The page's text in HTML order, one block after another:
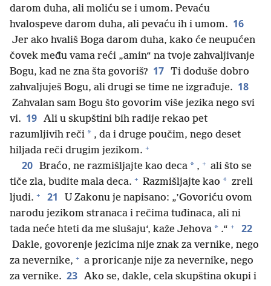
darom duha, ali moliću se i umom. Pevaću
hvalospeve darom duha, ali pevaću ih i umom. 16
Jer ako hvališ Boga darom duha, kako će neupućen
čovek među vama reći „amin“ na tvoje zahvaljivanje
Bogu, kad ne zna šta govoriš? 17 Ti doduše dobro
zahvaljuješ Bogu, ali drugi se time ne izgrađuje. 18
Zahvalan sam Bogu što govorim više jezika nego svi
vi. 19 Ali u skupštini bih radije rekao pet
razumljivih reči * , da i druge poučim, nego deset
hiljada reči drugim jezikom. +
20 Braćo, ne razmišljajte kao deca * , + ali što se
tiče zla, budite mala deca. + Razmišljajte kao * zreli
ljudi. + 21
U Zakonu je napisano: „’Govoriću ovom
narodu jezikom stranaca i rečima tuđinaca, ali ni
tada neće hteti da me slušaju‘, kaže Jehova * .“ + 22
Dakle, govorenje jezicima nije znak za vernike, nego
za nevernike, + a proricanje nije za nevernike, nego
za vernike. 23 Ako se, dakle, cela skupština okupi i